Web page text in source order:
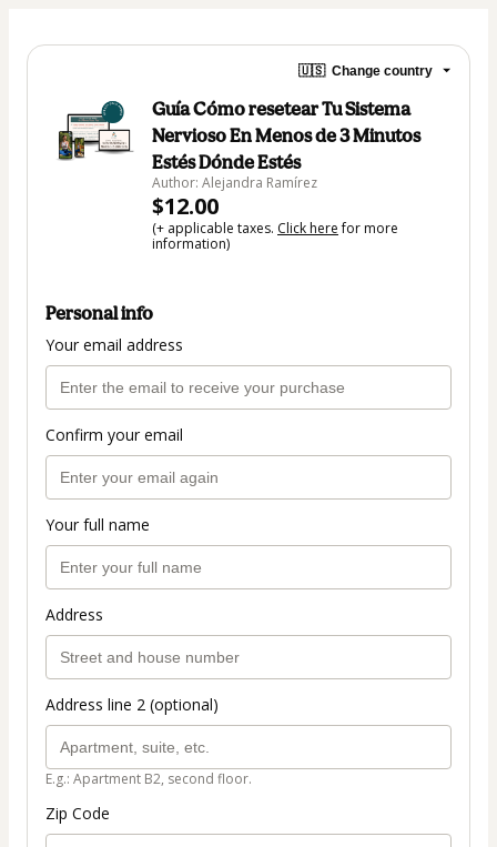
🇺🇸 Change country
Guía Cómo resetear Tu Sistema
Nervioso En Menos de 3 Minutos
Estés Dónde Estés
Author: Alejandra Ramírez
$12.00
(+ applicable taxes. Click herefor more
information)
Personal info
Your email address
Confirm your email
Your full name
Address
Address line 2 (optional)
E.g.: Apartment B2, second floor.
Zip Code